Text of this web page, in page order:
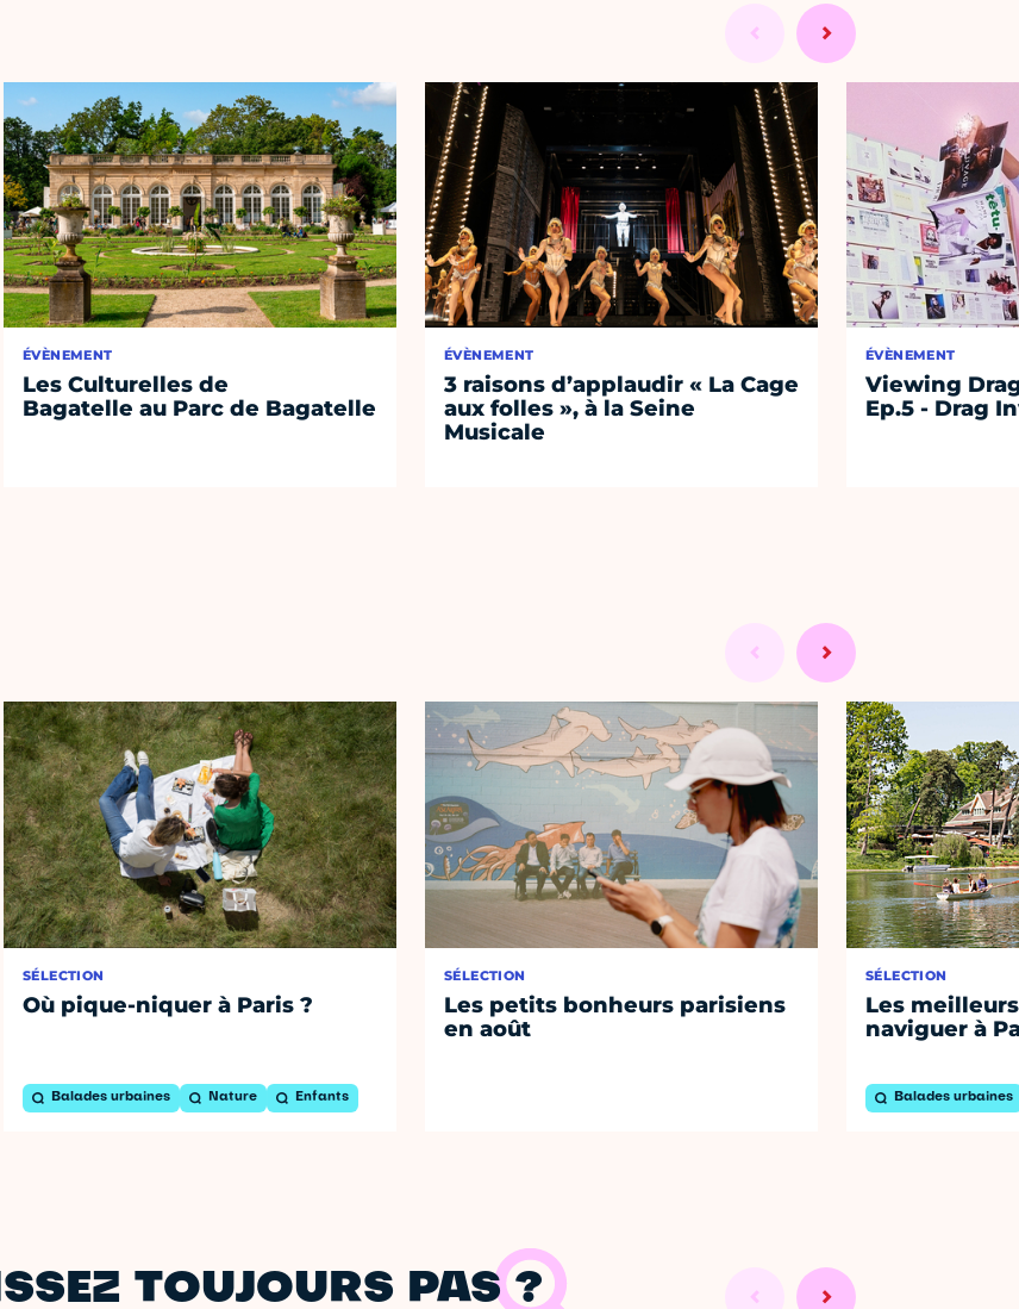
ÉVÈNEMENT
Les Culturelles de
Bagatelle au Parc de Bagatelle
ÉVÈNEMENT
3 raisons d’applaudir « La Cage
aux folles », à la Seine
Musicale
ÉVÈNEMENT
Viewing
Ep.5 - Drag
SÉLECTION
Où pique-niquer à Paris ?
Balades urbaines Nature Enfants
SÉLECTION
Les petits bonheurs parisiens
en août
SÉLECTION
Les
naviguer à
Balades urbaines
TOUJOURS PAS ?